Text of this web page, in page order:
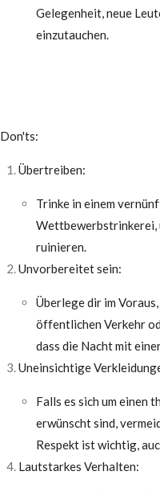
Gelegenheit, neue
einzutauchen.
Don'ts:
Übertreiben:
Trinke in einem
Wettbewerbstrinkerei,
ruinieren.
Unvorbereitet sein:
Überlege dir im
öffentlichen Verkehr
dass die Nacht mit
Uneinsichtige
Falls es sich um einen
erwünscht sind,
Respekt ist wichtig,
Lautstarkes Verhalten: